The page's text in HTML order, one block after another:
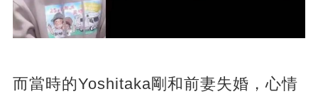
而當時的Yoshitaka剛和前妻失婚，心情